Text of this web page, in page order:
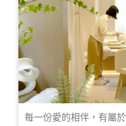
每一份愛的相伴，有屬